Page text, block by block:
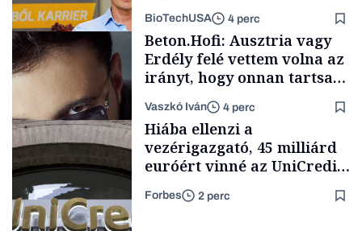
Milliárdosok
Content Lab HUB
BioTechUSA 4 perc
Forbes-sztori
Beton.Hofi: Ausztria vagy
Erdély felé vettem volna az
irányt, hogy onnan tartsam
lélegeztetőgépen a magyar
zenét
Vaszkó Iván 4 perc
Hiába ellenzi a
vezérigazgató, 45 milliárd
euróért vinné az UniCredit
az egyik legnagyobb német
bankot
Forbes 2 perc